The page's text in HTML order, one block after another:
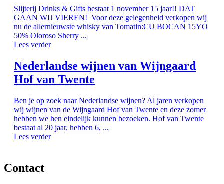
Slijterij Drinks & Gifts bestaat 1 november 15 jaar!! DAT
GAAN WIJ VIEREN! Voor deze gelegenheid verkopen wij
nu de allernieuwste whisky van Tomatin:CU BOCAN 15YO
50% Oloroso Sherry ...
Lees verder
Nederlandse wijnen van Wijngaard
Hof van Twente
Ben je op zoek naar Nederlandse wijnen? Al jaren verkopen
wij wijnen van de Wijngaard Hof van Twente en deze zomer
hebben we hen eindelijk kunnen bezoeken. Hof van Twente
bestaat al 20 jaar, hebben 6, ...
Lees verder
Contact